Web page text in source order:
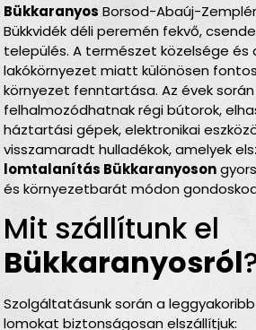
Bükkaranyos Borsod-Abaúj-
Bükkvidék déli peremén fekvő,
település. A természet közelsége és
lakókörnyezet miatt különösen
környezet fenntartása. Az évek
felhalmozódhatnak régi bútorok,
háztartási gépek, elektronikai
visszamaradt hulladékok, amelyek
lomtalanítás Bükkaranyoson
és környezetbarát módon
Mit szállítunk el
Bükkaranyosról
Szolgáltatásunk során a
lomokat biztonságosan elszállítjuk: